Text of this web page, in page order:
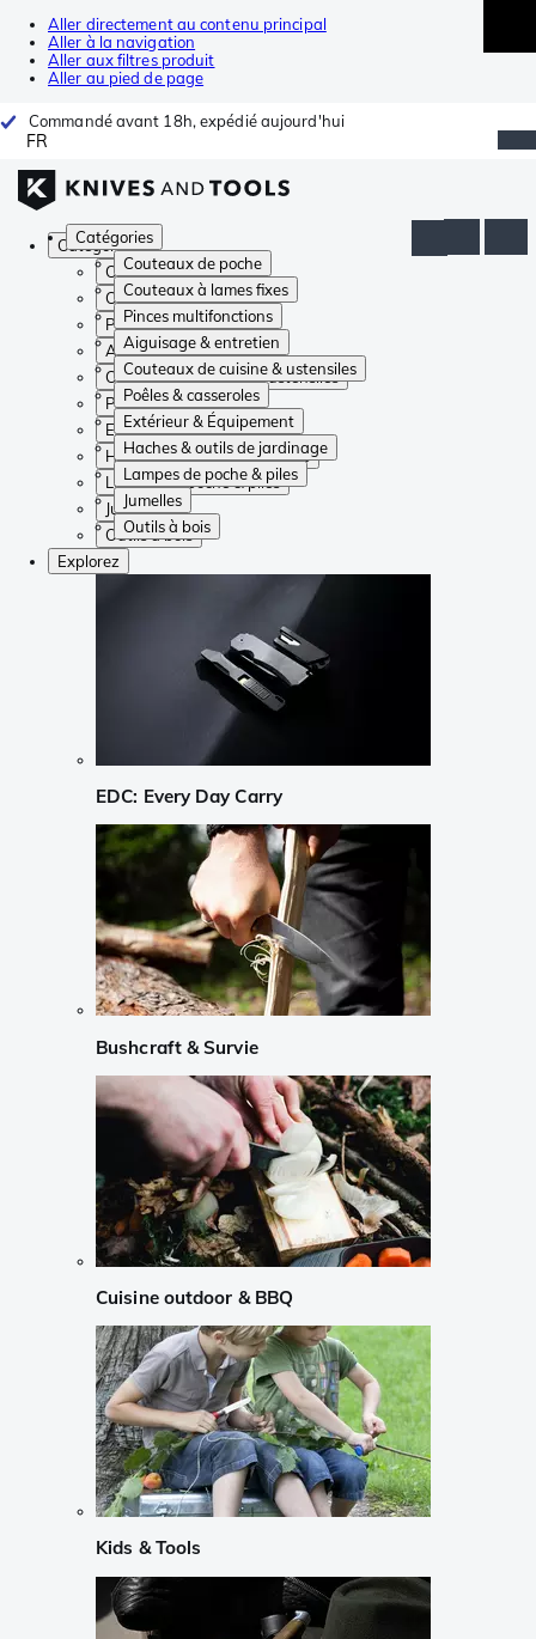
Aller directement au contenu principal
Aller à la navigation
Aller aux filtres produit
Aller au pied de page
Commandé avant 18h, expédié aujourd'hui
FR
Catégories
Couteaux de poche
Couteaux à lames fixes
Pinces multifonctions
Aiguisage & entretien
Couteaux de cuisine & ustensiles
Poêles & casseroles
Extérieur & Équipement
Haches & outils de jardinage
Lampes de poche & piles
Jumelles
Outils à bois
Catégories
Couteaux de poche
Couteaux à lames fixes
Pinces multifonctions
Aiguisage & entretien
Couteaux de cuisine & ustensiles
Poêles & casseroles
Extérieur & Équipement
Haches & outils de jardinage
Lampes de poche & piles
Jumelles
Outils à bois
Explorez
EDC: Every Day Carry
Bushcraft & Survie
Cuisine outdoor & BBQ
Kids & Tools